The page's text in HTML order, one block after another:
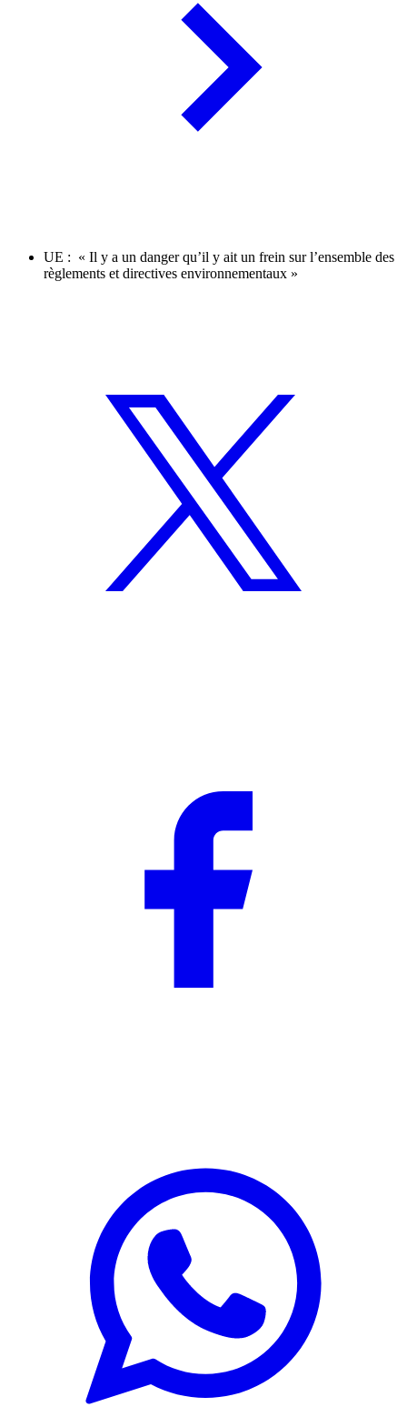
UE : « Il y a un danger qu’il y ait un frein sur l’ensemble des
règlements et directives environnementaux »